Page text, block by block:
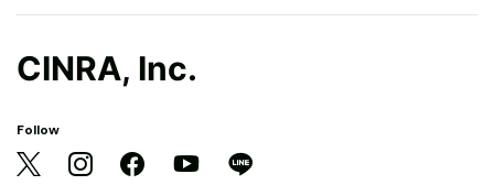
CINRA, Inc.
Follow